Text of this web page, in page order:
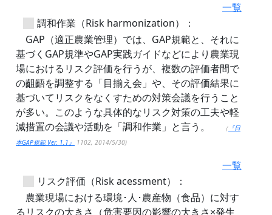
一覧
調和作業（Risk harmonization）：
GAP（適正農業管理）では、GAP規範と、それに
基づくGAP規準やGAP実践ガイドなどにより農業現
場におけるリスク評価を行うが、複数の評価者間で
の齟齬を調整する「目揃え会」や、その評価結果に
基づいてリスクをなくすための対策会議を行うこと
が多い。このような具体的なリスク対策の工夫や軽
減措置の会議や活動を「調和作業」と言う。
（ 『日
本GAP規範 Ver. 1.1』
1102, 2014/5/30)
一覧
リスク評価（Risk acessment）：
農業現場における環境･人･農産物（食品）に対す
るリスクの大きさ（危害要因の影響の大きさ×発生